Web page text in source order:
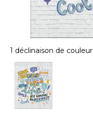
1 déclinaison de couleur